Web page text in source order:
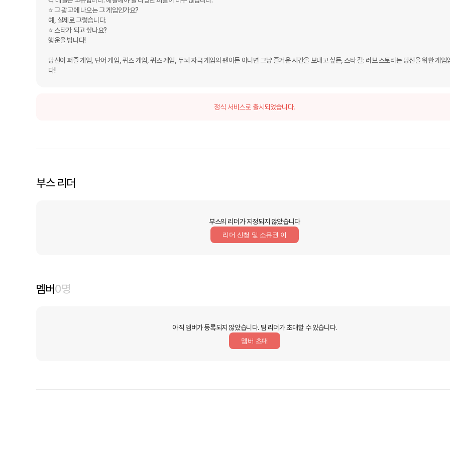
⭐ 그 광고에 나오는 그 게임인가요?
예, 실제로 그렇습니다.
⭐ 스타가 되고 싶나요?
행운을 빕니다!
당신이 퍼즐 게임, 단어 게임, 퀴즈 게임, 퀴즈 게임, 두뇌 자극 게임의 팬이든 아니면 그냥 즐거운 시간을 보내고 싶든, 스타 걸: 러브 스토리는 당신을 위한 게임
다!
정식 서비스로 출시되었습니다.
부스 리더
부스의 리더가 지정되지 않았습니다
리더 신청 및 소유권 이
멤버0명
아직 멤버가 등록되지 않았습니다. 팀 리더가 초대할 수 있습니다.
멤버 초대